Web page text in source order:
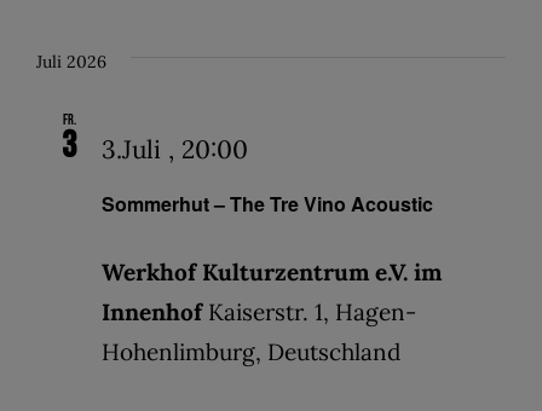
Juli 2026
Fr.
3
Sommerhut – The Tre Vino Acoustic
3.Juli , 20:00
Werkhof Kulturzentrum e.V. im
Innenhof Kaiserstr. 1, Hagen-
Hohenlimburg, Deutschland